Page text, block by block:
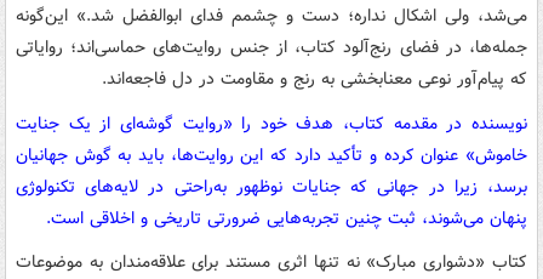
می‌شد، ولی اشکال نداره؛ دست و چشمم فدای ابوالفضل شد.» این‌گونه
جمله‌ها، در فضای رنج‌آلود کتاب، از جنس روایت‌های حماسی‌اند؛ روایاتی
که پیام‌آور نوعی معنابخشی به رنج و مقاومت در دل فاجعه‌اند.
نویسنده در مقدمه کتاب، هدف خود را «روایت گوشه‌ای از یک جنایت
خاموش» عنوان کرده و تأکید دارد که این روایت‌ها، باید به گوش جهانیان
برسد، زیرا در جهانی که جنایات نوظهور به‌راحتی در لایه‌های تکنولوژی
پنهان می‌شوند، ثبت چنین تجربه‌هایی ضرورتی تاریخی و اخلاقی است.
کتاب «دشواری مبارک» نه تنها اثری مستند برای علاقه‌مندان به موضوعات